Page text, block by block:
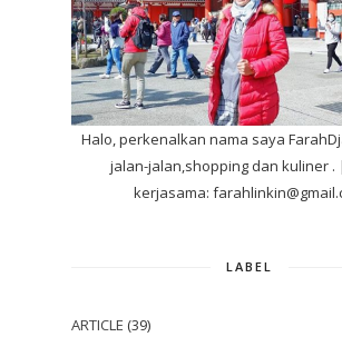
Halo, perkenalkan nama saya
jalan-jalan,shopping dan kuliner .
kerjasama:
LABEL
ARTICLE (39)